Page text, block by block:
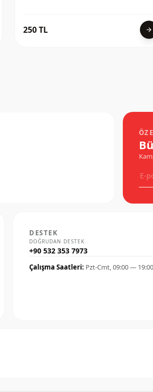
250 TL arrow_forward
DESTEK
DOĞRUDAN DESTEK
+90 532 353 7973
Çalışma Saatleri: Pzt-Cmt, 09:00 — 19:00